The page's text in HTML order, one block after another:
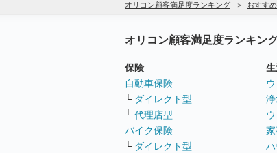
オリコン顧客満足度ランキング おすす
オリコン顧客満足度ランキン
保険
自動車保険
└ ダイレクト型
└ 代理店型
バイク保険
└ ダイレクト型